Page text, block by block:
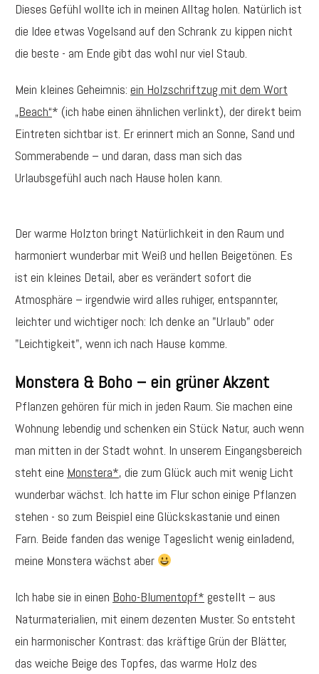
Dieses Gefühl wollte ich in meinen Alltag holen. Natürlich ist
die Idee etwas Vogelsand auf den Schrank zu kippen nicht
die beste - am Ende gibt das wohl nur viel Staub.
Mein kleines Geheimnis: ein Holzschriftzug mit dem Wort
„Beach“* (ich habe einen ähnlichen verlinkt), der direkt beim
Eintreten sichtbar ist. Er erinnert mich an Sonne, Sand und
Sommerabende – und daran, dass man sich das
Urlaubsgefühl auch nach Hause holen kann.
Der warme Holzton bringt Natürlichkeit in den Raum und
harmoniert wunderbar mit Weiß und hellen Beigetönen. Es
ist ein kleines Detail, aber es verändert sofort die
Atmosphäre – irgendwie wird alles ruhiger, entspannter,
leichter und wichtiger noch: Ich denke an "Urlaub" oder
"Leichtigkeit", wenn ich nach Hause komme.
Monstera & Boho – ein grüner Akzent
Pflanzen gehören für mich in jeden Raum. Sie machen eine
Wohnung lebendig und schenken ein Stück Natur, auch wenn
man mitten in der Stadt wohnt. In unserem Eingangsbereich
steht eine Monstera*, die zum Glück auch mit wenig Licht
wunderbar wächst. Ich hatte im Flur schon einige Pflanzen
stehen - so zum Beispiel eine Glückskastanie und einen
Farn. Beide fanden das wenige Tageslicht wenig einladend,
meine Monstera wächst aber
Ich habe sie in einen Boho-Blumentopf* gestellt – aus
Naturmaterialien, mit einem dezenten Muster. So entsteht
ein harmonischer Kontrast: das kräftige Grün der Blätter,
das weiche Beige des Topfes, das warme Holz des